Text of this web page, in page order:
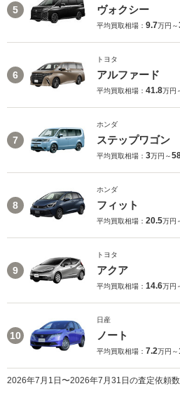
5 ヴォクシー
平均買取相場： 9.7万円～
6
トヨタ
アルファード
平均買取相場： 41.8万円
7
ホンダ
ステップワゴン
平均買取相場： 3万円～
8
ホンダ
フィット
平均買取相場： 20.5万円
9
トヨタ
アクア
平均買取相場： 14.6万円
10
日産
ノート
平均買取相場： 7.2万円～
2026年7月1日〜2026年7月31日の査定依頼数